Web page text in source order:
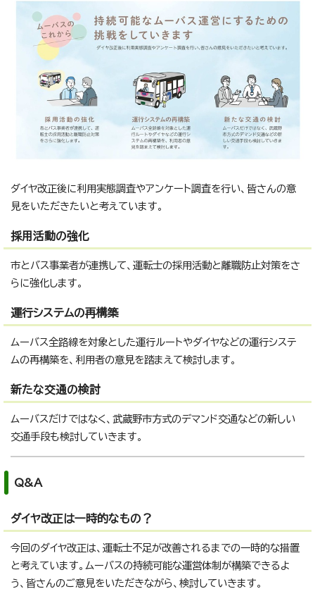
ダイヤ改正後に利用実態調査やアンケート調査を行い、皆さんの意
見をいただきたいと考えています。
採用活動の強化
市とバス事業者が連携して、運転士の採用活動と離職防止対策をさ
らに強化します。
運行システムの再構築
ムーバス全路線を対象とした運行ルートやダイヤなどの運行システ
ムの再構築を、利用者の意見を踏まえて検討します。
新たな交通の検討
ムーバスだけではなく、武蔵野市方式のデマンド交通などの新しい
交通手段も検討していきます。
Q&A
ダイヤ改正は一時的なもの？
今回のダイヤ改正は、運転士不足が改善されるまでの一時的な措置
と考えています。ムーバスの持続可能な運営体制が構築できるよ
う、皆さんのご意見をいただきながら、検討していきます。